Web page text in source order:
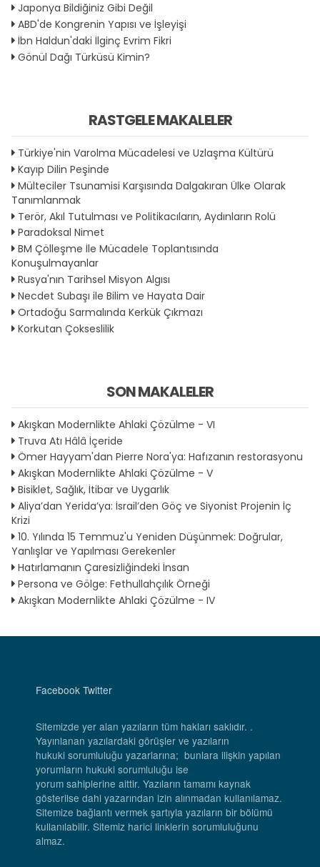
Japonya Bildiğiniz Gibi Değil
ABD'de Kongrenin Yapısı ve İşleyişi
İbn Haldun'daki İlginç Evrim Fikri
Gönül Dağı Türküsü Kimin?
RASTGELE MAKALELER
Türkiye'nin Varolma Mücadelesi ve Uzlaşma Kültürü
Kayıp Dilin Peşinde
Mülteciler Tsunamisi Karşısında Dalgakıran Ülke Olarak
Tanımlanmak
Terör, Akıl Tutulması ve Politikacıların, Aydınların Rolü
Paradoksal Nimet
BM Çölleşme İle Mücadele Toplantısında
Konuşulmayanlar
Rusya'nın Tarihsel Misyon Algısı
Necdet Subaşı ile Bilim ve Hayata Dair
Ortadoğu Sarmalında Kerkük Çıkmazı
Korkutan Çokseslilik
SON MAKALELER
Akışkan Modernlikte Ahlaki Çözülme - VI
Truva Atı Hâlâ İçeride
Ömer Hayyam'dan Pierre Nora'ya: Hafızanın restorasyonu
Akışkan Modernlikte Ahlaki Çözülme - V
Bisiklet, Sağlık, İtibar ve Uygarlık
Aliya’dan Yerida’ya: İsrail’den Göç ve Siyonist Projenin İç
Krizi
10. Yılında 15 Temmuz'u Yeniden Düşünmek: Doğrular,
Yanlışlar ve Yapılması Gerekenler
Hatırlamanın Çaresizliğindeki İnsan
Persona ve Gölge: Fethullahçılık Örneği
Akışkan Modernlikte Ahlaki Çözülme - IV
Facebook Twitter
Sitemizde yer alan yazıların tüm hakları saklıdır. .
Yayınlanan yazılardaki görüşler ve yazıların
hukuki sorumluluğu yazarlarına; bunlara ilişkin yapılan
yorumların hukuki sorumluluğu ise
yorum sahiplerine aittir. Yazıların tamamı kaynak
gösterilse dahi yazarından izin alınmadan kullanılamaz.
Sitemize bağlantı vermek şartıyla yazıların bir bölümü
kullanılabilir. Sitemiz harici linklerin sorumluluğunu
almaz.